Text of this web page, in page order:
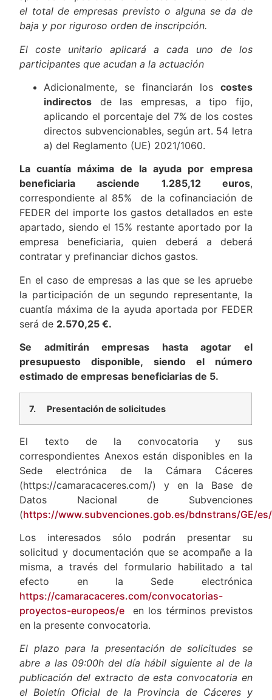
el total de empresas previsto o alguna se da de
baja y por riguroso orden de inscripción.
El coste unitario aplicará a cada uno de los
participantes que acudan a la actuación
Adicionalmente, se financiarán los costes
indirectos de las empresas, a tipo fijo,
aplicando el porcentaje del 7% de los costes
directos subvencionables, según art. 54 letra
a) del Reglamento (UE) 2021/1060.
La cuantía máxima de la ayuda por empresa
beneficiaria asciende 1.285,12 euros,
correspondiente al 85% de la cofinanciación de
FEDER del importe los gastos detallados en este
apartado, siendo el 15% restante aportado por la
empresa beneficiaria, quien deberá a deberá
contratar y prefinanciar dichos gastos.
En el caso de empresas a las que se les apruebe
la participación de un segundo representante, la
cuantía máxima de la ayuda aportada por FEDER
será de 2.570,25 €.
Se admitirán empresas hasta agotar el
presupuesto disponible, siendo el número
estimado de empresas beneficiarias de 5.
7. Presentación de solicitudes
El texto de la convocatoria y sus
correspondientes Anexos están disponibles en la
Sede electrónica de la Cámara Cáceres
(https://camaracaceres.com/) y en la Base de
Datos Nacional de Subvenciones
(https://www.subvenciones.gob.es/bdnstrans/GE/
Los interesados sólo podrán presentar su
solicitud y documentación que se acompañe a la
misma, a través del formulario habilitado a tal
efecto en la Sede electrónica
https://camaracaceres.com/convocatorias-
proyectos-europeos/e en los términos previstos
en la presente convocatoria.
El plazo para la presentación de solicitudes se
abre a las 09:00h del día hábil siguiente al de la
publicación del extracto de esta convocatoria en
el Boletín Oficial de la Provincia de Cáceres y